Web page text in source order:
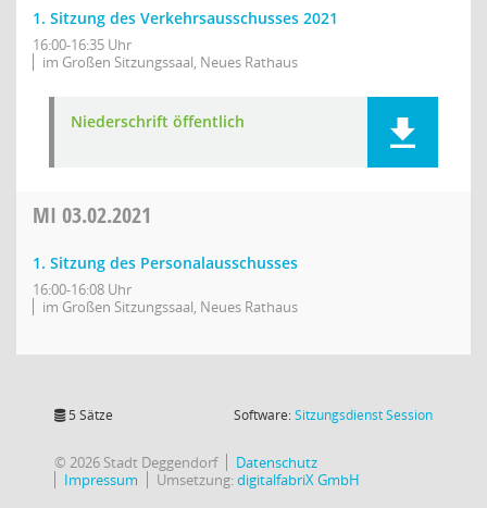
1. Sitzung des Verkehrsausschusses 2021
16:00-16:35 Uhr
im Großen Sitzungssaal, Neues Rathaus
Niederschrift öffentlich
MI 03.02.2021
1. Sitzung des Personalausschusses
16:00-16:08 Uhr
im Großen Sitzungssaal, Neues Rathaus
5 Sätze Software:SitzungsdienstSession(Wird in
© 2026 Stadt Deggendorf
Datenschutz
Impressum
Umsetzung:digitalfabriX GmbH